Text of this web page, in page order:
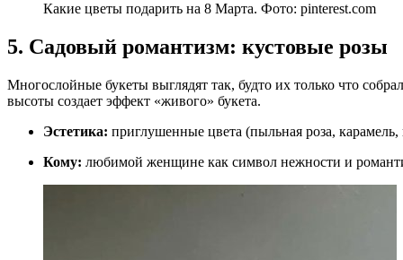
Какие цветы подарить на 8 Марта. Фото: pinterest.com
5. Садовый романтизм: кустовые розы
Многослойные букеты выглядят так, будто их только что
высоты создает эффект «живого» букета.
Эстетика: приглушенные цвета (пыльная роза,
Кому: любимой женщине как символ нежности и